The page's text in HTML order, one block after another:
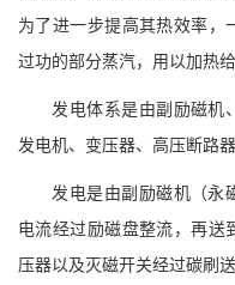
为了进一步提高其热效率，
过功的部分蒸汽，用以加热给
发电体系是由副励磁机、
发电机、变压器、高压断路
发电是由副励磁机（永
电流经过励磁盘整流，再送
压器以及灭磁开关经过碳刷